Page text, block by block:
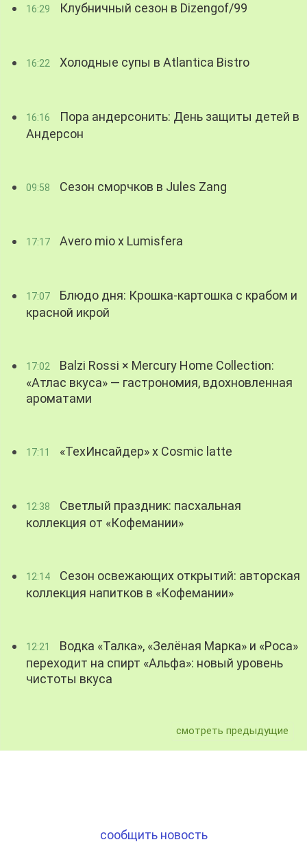
16:29 Клубничный сезон в Dizengof/99
16:22 Холодные супы в Atlantica Bistro
16:16
Пора андерсонить: День защиты детей в
Андерсон
09:58 Сезон сморчков в Jules Zang
17:17 Avero mio x Lumisfera
17:07
Блюдо дня: Крошка-картошка с крабом и
красной икрой
17:02
Balzi Rossi × Mercury Home Collection:
«Атлас вкуса» — гастрономия, вдохновленная
ароматами
17:11 «ТехИнсайдер» х Cosmic latte
12:38
Светлый праздник: пасхальная
коллекция от «Кофемании»
12:14
Сезон освежающих открытий: авторская
коллекция напитков в «Кофемании»
12:21
Водка «Талка», «Зелёная Марка» и «Роса»
переходит на спирт «Альфа»: новый уровень
чистоты вкуса
смотреть предыдущие
сообщить новость